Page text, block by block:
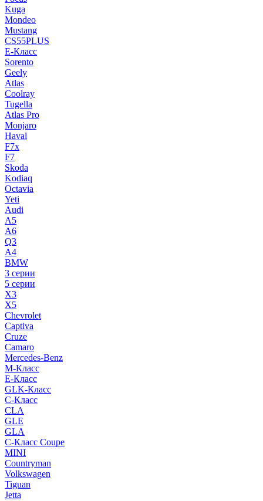
Kuga
Mondeo
Mustang
CS55PLUS
E-Класс
Sorento
Geely
Atlas
Coolray
Tugella
Atlas Pro
Monjaro
Haval
F7x
F7
Skoda
Kodiaq
Octavia
Yeti
Audi
A5
A6
Q3
A4
BMW
3 серии
5 серии
X3
X5
Chevrolet
Captiva
Cruze
Camaro
Mercedes-Benz
M-Класс
E-Класс
GLK-Класс
C-Класс
CLA
GLE
GLA
C-Класс Coupe
MINI
Countryman
Volkswagen
Tiguan
Jetta